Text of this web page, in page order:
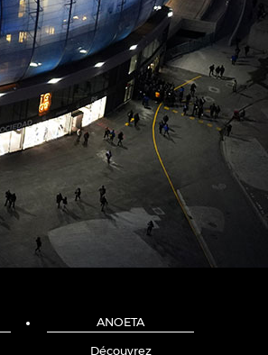
ANOETA
Découvrez